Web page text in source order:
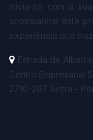
inicia-se com a
acompanhar este
experiência que
Estrada de
Centro Empresarial
2710-297 Sintra -